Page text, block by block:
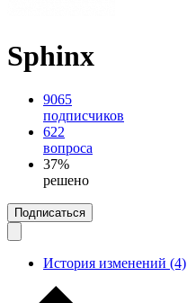
Sphinx
9065
подписчиков
622
вопроса
37%
решено
Подписаться
История изменений (4)